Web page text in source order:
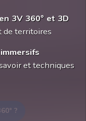
3V 360° et 3D
de territoires
et techniques
?